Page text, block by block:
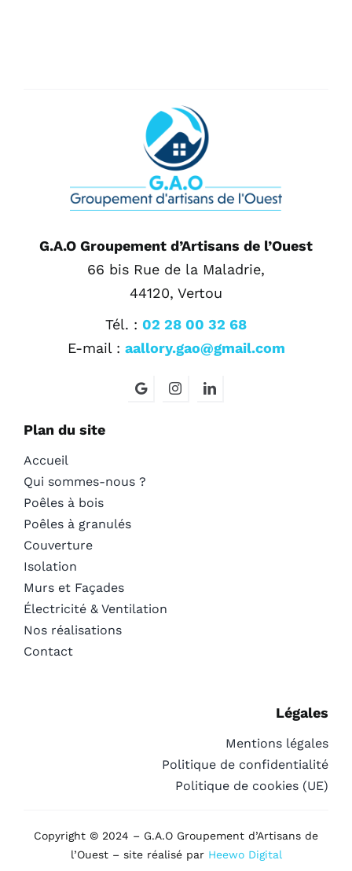
Plan du site
Accueil
Qui sommes-nous ?
Poêles à bois
Poêles à granulés
Couverture
Isolation
Murs et Façades
Électricité & Ventilation
Nos réalisations
Contact
G.A.O Groupement d’Artisans de l’Ouest
66 bis Rue de la Maladrie,
44120, Vertou
Tél. : 02 28 00 32 68
E-mail : aallory.gao@gmail.com
Légales
Mentions légales
Politique de confidentialité
Politique de cookies (UE)
Copyright © 2024 – G.A.O Groupement d’Artisans de
l’Ouest – site réalisé par Heewo Digital